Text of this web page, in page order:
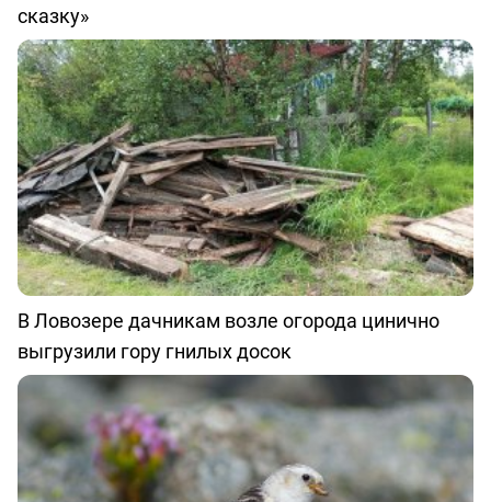
сказку»
В Ловозере дачникам возле огорода цинично
выгрузили гору гнилых досок